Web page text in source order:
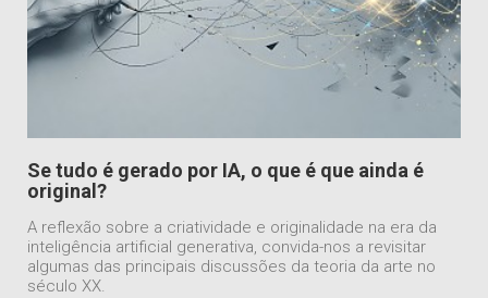
Se tudo é gerado por IA, o que é que ainda é
original?
A reflexão sobre a criatividade e originalidade na era da
inteligência artificial generativa, convida-nos a revisitar
algumas das principais discussões da teoria da arte no
século XX.